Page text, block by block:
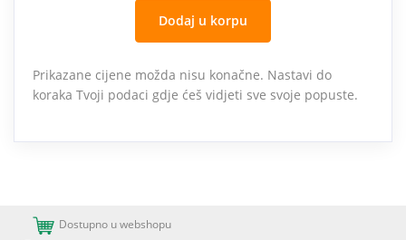
Dodaj u korpu
Prikazane cijene možda nisu konačne. Nastavi do
koraka Tvoji podaci gdje ćeš vidjeti sve svoje popuste.
Dostupno u webshopu